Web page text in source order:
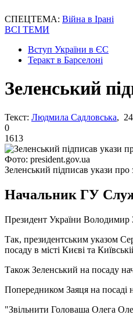
СПЕЦТЕМА: Війна в Ірані
ВСІ ТЕМИ
Вступ України в ЄС
Теракт в Барселоні
Зеленський
Текст: Людмила Садловська, 24
0
1613
Фото: president.gov.ua
Зеленський підписав укази
Начальник ГУ
Президент України Володимир
Так, президентським указом
посаду в місті Києві та
Також Зеленський на посаду
Попередником Заяця на посаді
"Звільнити Головаша Олега